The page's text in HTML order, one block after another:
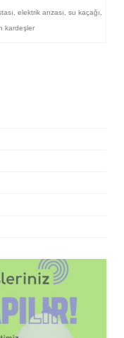
elektrik arızası su kaçağı
kardeşler